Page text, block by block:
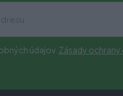
údajov. Zásady